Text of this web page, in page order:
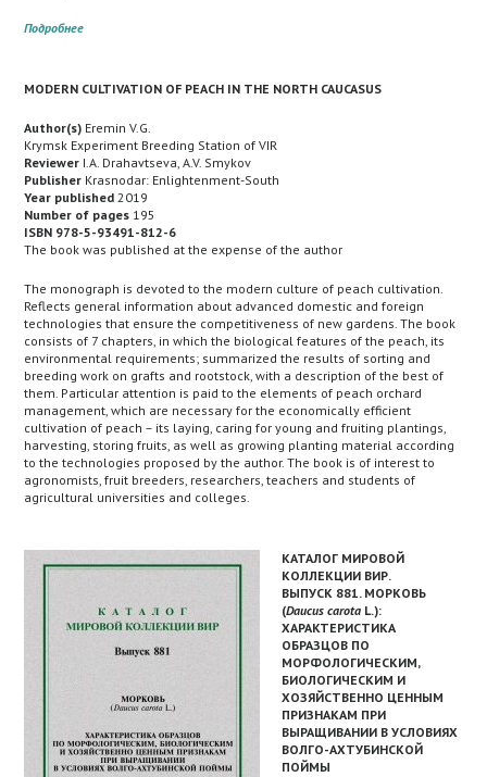
Подробнее
MODERN CULTIVATION OF PEACH IN THE NORTH CAUCASUS
Author(s) Eremin V.G.
Krymsk Experiment Breeding Station of VIR
Reviewer I.A. Drahavtseva, A.V. Smykov
Publisher Krasnodar: Enlightenment-South
Year published 2019
Number of pages 195
ISBN 978-5-93491-812-6
The book was published at the expense of the author
The monograph is devoted to the modern culture of peach cultivation.
Reflects general information about advanced domestic and foreign
technologies that ensure the competitiveness of new gardens. The book
consists of 7 chapters, in which the biological features of the peach, its
environmental requirements; summarized the results of sorting and
breeding work on grafts and rootstock, with a description of the best of
them. Particular attention is paid to the elements of peach orchard
management, which are necessary for the economically efficient
cultivation of peach – its laying, caring for young and fruiting plantings,
harvesting, storing fruits, as well as growing planting material according
to the technologies proposed by the author. The book is of interest to
agronomists, fruit breeders, researchers, teachers and students of
agricultural universities and colleges.
КАТАЛОГ МИРОВОЙ
КОЛЛЕКЦИИ ВИР.
ВЫПУСК 881. МОРКОВЬ
(Daucus carota L.):
ХАРАКТЕРИСТИКА
ОБРАЗЦОВ ПО
МОРФОЛОГИЧЕСКИМ,
БИОЛОГИЧЕСКИМ И
ХОЗЯЙСТВЕННО ЦЕННЫМ
ПРИЗНАКАМ ПРИ
ВЫРАЩИВАНИИ В УСЛОВИЯХ
ВОЛГО-АХТУБИНСКОЙ
ПОЙМЫ